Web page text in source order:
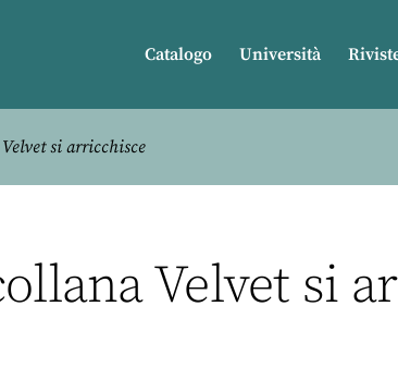
Catalogo Università
si arricchisce
Velvet si